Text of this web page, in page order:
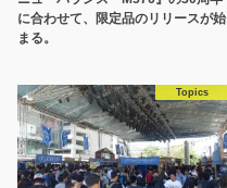
に合わせて、限定品のリリースが始
まる。
Topics